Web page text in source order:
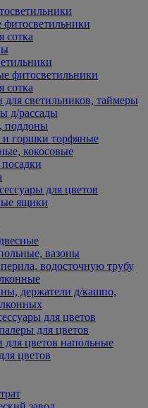
сотка
фитосветильники
сотка
для светильников, таймеры
д/рассады
поддоны
горшки торфяные
кокосовые
для цветов
ящики
вазоны
водосточную трубу
держатели д/кашпо,
для цветов
для цветов
для цветов напольные
цветов